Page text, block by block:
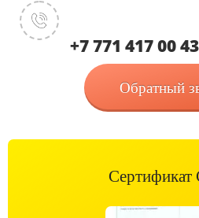
+7 771 417 00
Обратный